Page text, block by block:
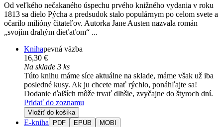
Od veľkého nečakaného úspechu prvého knižného vydania v roku
1813 sa dielo Pýcha a predsudok stalo populárnym po celom svete a
očarilo milióny čitateľov. Autorka Jane Austen nazvala román
„svojím drahým dieťaťom“ ...
Knihapevná väzba
16,30 €
Na sklade 3 ks
Túto knihu máme síce aktuálne na sklade, máme však už iba
posledné kusy. Ak ju chcete mať rýchlo, ponáhľajte sa!
Dodanie ďalších môže trvať dlhšie, zvyčajne do štyroch dní.
Pridať do zoznamu
Vložiť do košíka
E-kniha PDF EPUB MOBI